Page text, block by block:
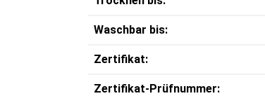
Waschbar bis:
Zertifikat:
Zertifikat-Prüfnummer: